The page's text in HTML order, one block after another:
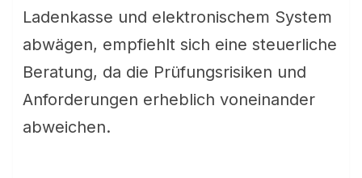
Ladenkasse und elektronischem System
abwägen, empfiehlt sich eine steuerliche
Beratung, da die Prüfungsrisiken und
Anforderungen erheblich voneinander
abweichen.